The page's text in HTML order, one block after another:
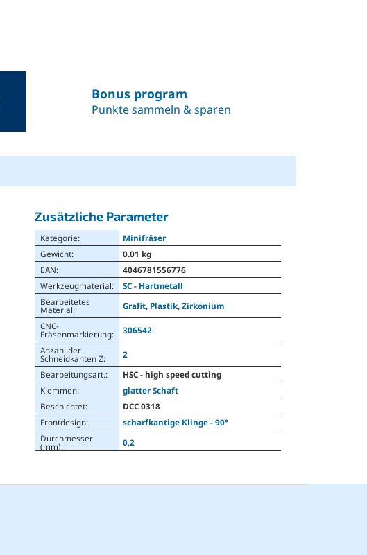
Bonus program
Punkte sammeln & sparen
Zusätzliche Parameter
Kategorie:
Minifräser
Gewicht:
0.01 kg
EAN:
4046781556776
Werkzeugmaterial:
SC - Hartmetall
Bearbeitetes
Material: Grafit, Plastik,Zirkonium
CNC-
Fräsenmarkierung:
306542
Anzahl der
Schneidkanten Z:
2
Bearbeitungsart.:
HSC - high speed cutting
Klemmen:
glatter Schaft
Beschichtet:
DCC 0318
Frontdesign:
scharfkantige Klinge - 90°
Durchmesser
(mm): 0,2